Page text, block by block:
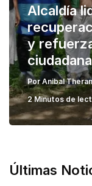
Alcaldía
y
ciudadana
PorAnibal
2 Minutos de
Últimas